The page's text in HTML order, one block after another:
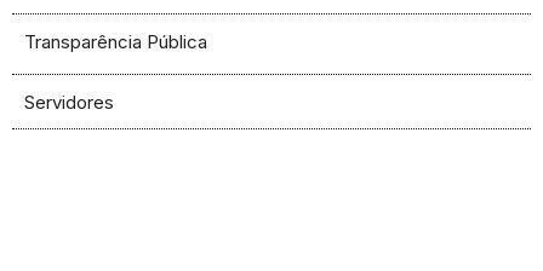
Transparência Pública
Servidores